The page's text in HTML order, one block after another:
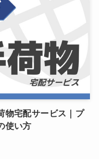
物宅配サービス｜プ
使い方